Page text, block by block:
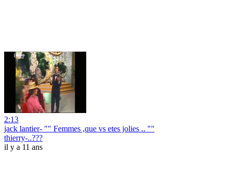
2:13
jack lantier- "" Femmes ,que vs etes jolies .. ""
thierry-..???
il y a 11 ans